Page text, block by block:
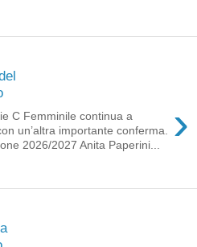
›
C Femminile continua a
un’altra importante conferma.
2026/2027 Anita Paperini...